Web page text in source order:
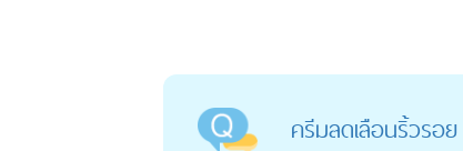
ครีมลดเลือนริ้วรอย